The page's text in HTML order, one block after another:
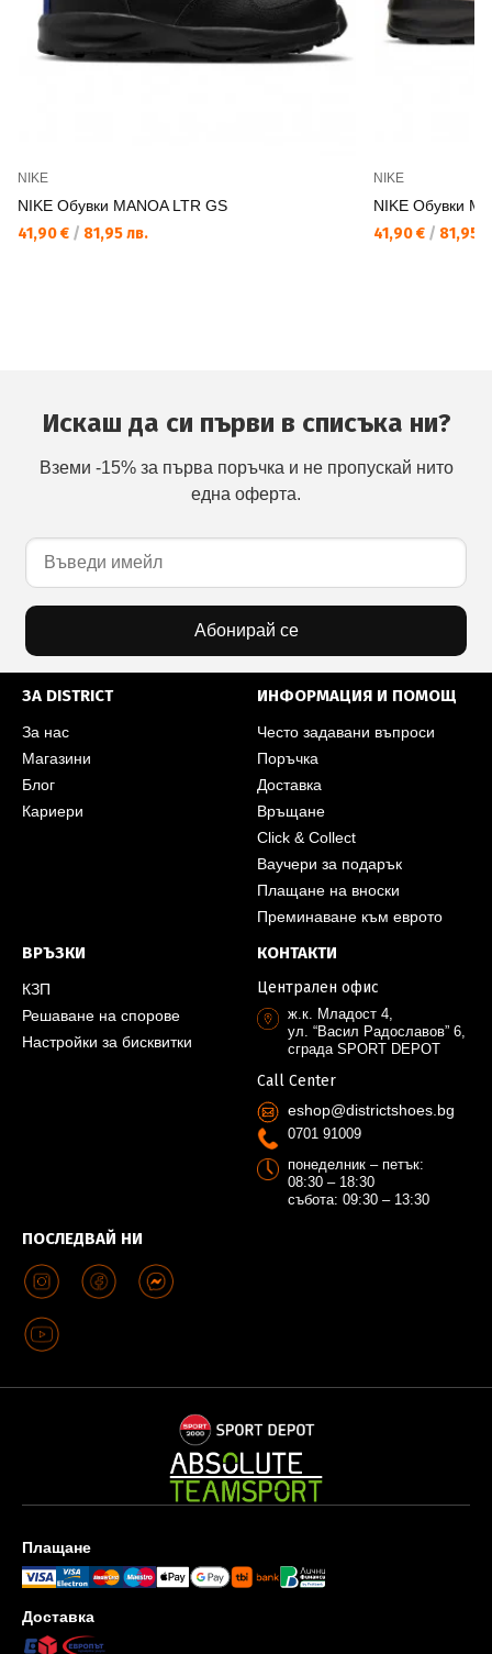
NIKE
NIKE Обувки MANOA LTR GS
41,90 € / 81,95 лв.
NIKE
NIKE Обувки
41,90 € / 81,95
Искаш да си първи в списъка ни?
Вземи -15% за първа поръчка и не пропускай нито
една оферта.
Абонирай се
ЗА DISTRICT
За нас
Магазини
Блог
Кариери
ИНФОРМАЦИЯ И ПОМОЩ
Често задавани въпроси
Поръчка
Доставка
Връщане
Click & Collect
Ваучери за подарък
Плащане на вноски
Преминаване към еврото
ВРЪЗКИ
КЗП
Решаване на спорове
Настройки за бисквитки
ПОСЛЕДВАЙ НИ
КОНТАКТИ
Централен офис
ж.к. Младост 4,
ул. “Васил Радославов” 6,
сграда SPORT DEPOT
Call Center
eshop@districtshoes.bg
0701 91009
понеделник – петък:
08:30 – 18:30
събота: 09:30 – 13:30
Плащане
Доставка